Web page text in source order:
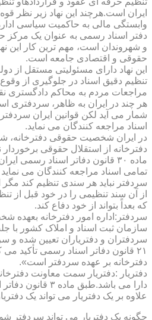
ایران است.هرچند این نهاد زیر نظر
وابستگی مالی به حاکمیت سیاسی
دفتر اسناد رسمی به عنوان یک مرکز
و شهروندان است، مهم ترین کار این
حقوقی و اقتصادی جامعه است.
این نهاد دارای مسئولیتی مستقل از
تنظیم دقیق اسناد در جلوگیری از
مراجعات مردم به محاکم دادگستری
هر چند در ایران به ظاهر، سردفتری
شمار می آید لکن قوانین ایران
اسناد مراجعه کنندگان می نماید.
در ایران شخصیت حقوقی
دفترخانه از استقلال حقوقی
ماده ۳۰ قانون دفاتر اسناد
تمامی اسناد مراجعه کنندگان می
سردفتر نباید هر سندی تنظیم کند مگر
از آن سند تنظیمی را در خود قبل از
که بعداً بتواند از خود دفاع کند.
سردفتر:اداره امور دفترخانه بعهده
سازمان ثبت اسناد و املاک کشور با
سردفتران و دفتریاران تعیین شده و
۲۱ قانون دفاتر اسناد رسمی تأکید
دفترخانه بر عهده سردفتر است».
دفتریار :دفتریار سمت معاونت
دارا می باشد.طبق
علاوه بر یک دفتریار می تواند یک
چگونه یک دفتریار می تواند سردفتر